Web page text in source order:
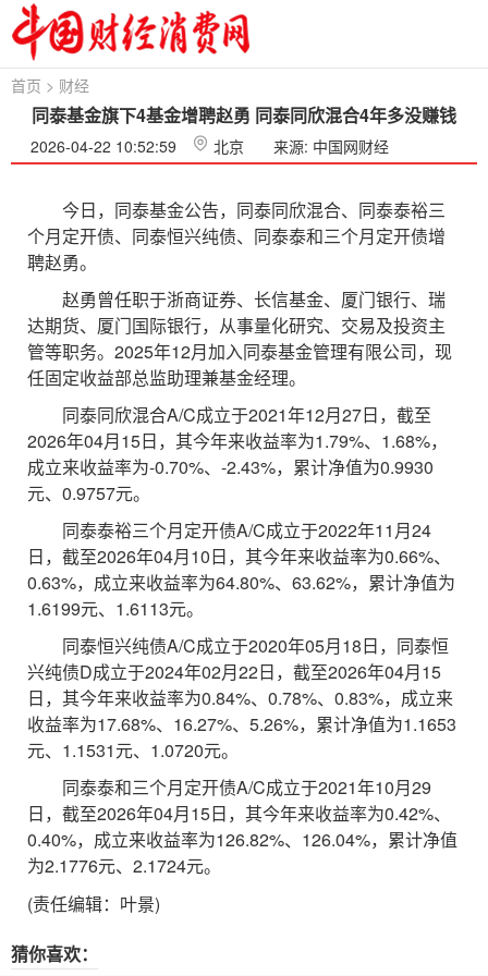
首页 > 财经
同泰基金旗下4基金增聘赵勇 同泰同欣混合4年多没赚钱
2026-04-22 10:52:59 北京 来源: 中国网财经
今日，同泰基金公告，同泰同欣混合、同泰泰裕三
个月定开债、同泰恒兴纯债、同泰泰和三个月定开债增
聘赵勇。
赵勇曾任职于浙商证券、长信基金、厦门银行、瑞
达期货、厦门国际银行，从事量化研究、交易及投资主
管等职务。2025年12月加入同泰基金管理有限公司，现
任固定收益部总监助理兼基金经理。
同泰同欣混合A/C成立于2021年12月27日，截至
2026年04月15日，其今年来收益率为1.79%、1.68%，
成立来收益率为-0.70%、-2.43%，累计净值为0.9930
元、0.9757元。
同泰泰裕三个月定开债A/C成立于2022年11月24
日，截至2026年04月10日，其今年来收益率为0.66%、
0.63%，成立来收益率为64.80%、63.62%，累计净值为
1.6199元、1.6113元。
同泰恒兴纯债A/C成立于2020年05月18日，同泰恒
兴纯债D成立于2024年02月22日，截至2026年04月15
日，其今年来收益率为0.84%、0.78%、0.83%，成立来
收益率为17.68%、16.27%、5.26%，累计净值为1.1653
元、1.1531元、1.0720元。
同泰泰和三个月定开债A/C成立于2021年10月29
日，截至2026年04月15日，其今年来收益率为0.42%、
0.40%，成立来收益率为126.82%、126.04%，累计净值
为2.1776元、2.1724元。
(责任编辑：叶景)
猜你喜欢：